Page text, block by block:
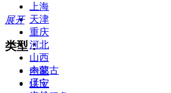
上海
天津
重庆
河北
山西
内蒙古
辽宁
展开
类型：
全部
供应